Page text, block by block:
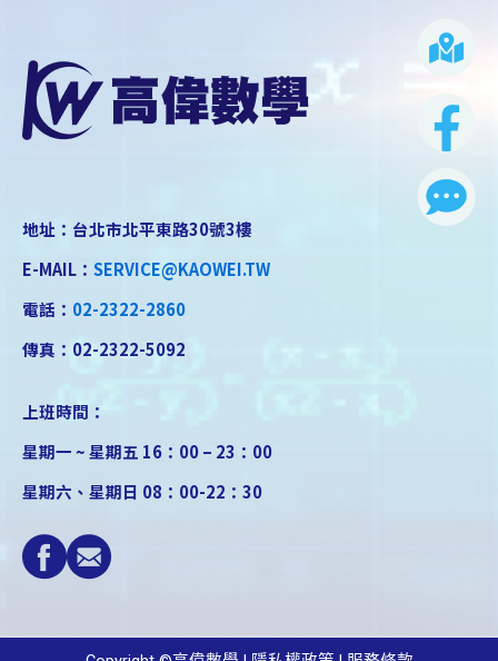
地址：台北市北平東路30號3樓
E-MAIL： SERVICE@KAOWEI.TW
電話： 02-2322-2860
傳真：02-2322-5092
上班時間：
星期一 ~ 星期五 16：00 – 23：00
星期六、星期日 08：00-22：30